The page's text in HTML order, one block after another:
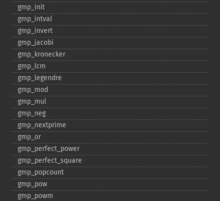
gmp_​init
gmp_​intval
gmp_​invert
gmp_​jacobi
gmp_​kronecker
gmp_​lcm
gmp_​legendre
gmp_​mod
gmp_​mul
gmp_​neg
gmp_​nextprime
gmp_​or
gmp_​perfect_​power
gmp_​perfect_​square
gmp_​popcount
gmp_​pow
gmp_​powm